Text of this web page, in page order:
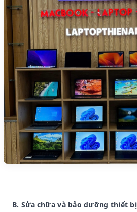
B. Sửa chữa và bảo dưỡng thiết